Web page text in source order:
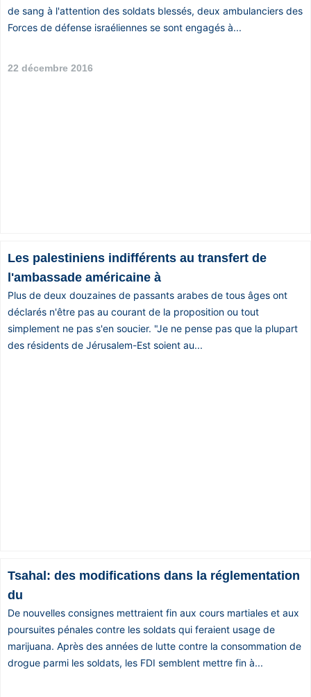
de sang à l'attention des soldats blessés, deux ambulanciers des
Forces de défense israéliennes se sont engagés à...
22 décembre 2016
Les palestiniens indifférents au transfert de
l'ambassade américaine à
Plus de deux douzaines de passants arabes de tous âges ont
déclarés n'être pas au courant de la proposition ou tout
simplement ne pas s'en soucier. "Je ne pense pas que la plupart
des résidents de Jérusalem-Est soient au...
Tsahal: des modifications dans la réglementation
du
De nouvelles consignes mettraient fin aux cours martiales et aux
poursuites pénales contre les soldats qui feraient usage de
marijuana. Après des années de lutte contre la consommation de
drogue parmi les soldats, les FDI semblent mettre fin à...